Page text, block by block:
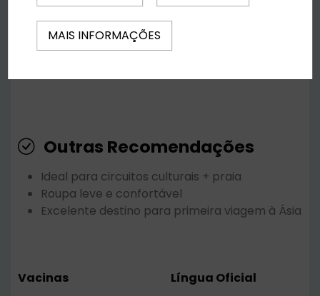
🔄 Políticas de cancelamento
As condições variam conforme operador,
Outras Recomendações
Ideal para circuitos culturais + praia
Roupa leve e confortável
Excelente destino para primeira viagem à Ásia
Vacinas
Língua Oficial
MAIS INFORMAÇÕES